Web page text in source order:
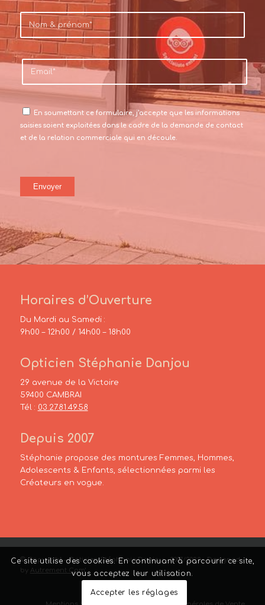
En soumettant ce formulaire, j’accepte que les informations
saisies soient exploitées dans le cadre de la demande de contact
et de la relation commerciale qui en découle.
Horaires d’Ouverture
Du Mardi au Samedi :
9h00 – 12h00 / 14h00 – 18h00
Opticien Stéphanie Danjou
29 avenue de la Victoire
59400 CAMBRAI
Tél : 03.27.81.49.58
Depuis 2007
Stéphanie propose des montures Femmes, Hommes,
Adolescents & Enfants, sélectionnées parmi les
Créateurs en vogue.
© Copyright – Opticien Stéphanie Danjou – 2007/2022 – Designed
by Autrement Com’
Ce site utilise des cookies. En continuant à parcourir ce site,
vous acceptez leur utilisation.
Accepter les réglages